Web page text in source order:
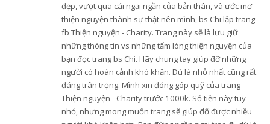
đẹp, vượt qua cái ngại ngần của bản thân, và ước mơ
thiện nguyện thành sự thật nên mình, bs Chi lập trang
fb Thiện nguyện - Charity. Trang này sẽ là lưu giữ
những thông tin vs những tấm lòng thiện nguyện của
bạn đọc trang bs Chi. Hãy chung tay giúp đỡ những
người có hoàn cảnh khó khăn. Dù là nhỏ nhất cũng rất
đáng trân trọng. Mình xin đóng góp quỹ của trang
Thiện nguyện - Charity trước 1000k. Số tiền này tuy
nhỏ, nhưng mong muốn trang sẽ giúp đỡ được nhiều